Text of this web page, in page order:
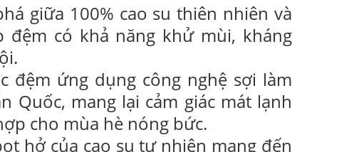
giữa 100% cao su thiên nhiên và
có khả năng khử mùi, kháng
đệm ứng dụng công nghệ sợi làm
Quốc, mang lại cảm giác mát lạnh
cho mùa hè nóng bức.
hở của cao su tự nhiên mang đến